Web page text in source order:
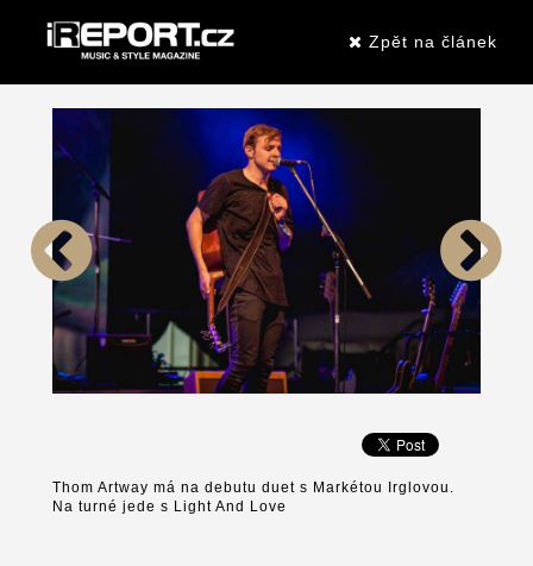
Zpět na článek
Thom Artway má na debutu duet s Markétou Irglovou.
Na turné jede s Light And Love